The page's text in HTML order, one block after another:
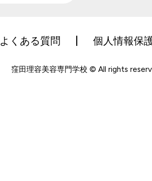
よくある質問 個人情報保
窪田理容美容専門学校 © All rights